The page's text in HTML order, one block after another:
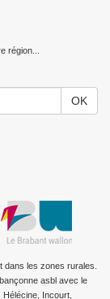
région...
dans les zones rurales.
asbl avec le
Incourt,